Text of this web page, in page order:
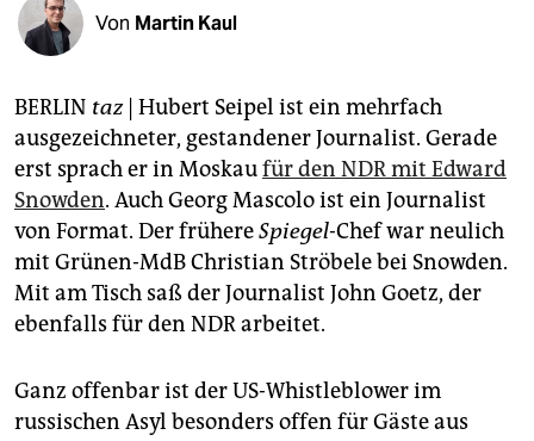
fragen & hilfe
unterstützen
abo
genossenschaft
epaper login
Von Martin Kaul
BERLIN taz | Hubert Seipel ist ein mehrfach
ausgezeichneter, gestandener Journalist. Gerade
erst sprach er in Moskaufür den NDR mit Edward
Snowden. Auch Georg Mascolo ist ein Journalist
von Format. Der frühereSpiegel-Chef war neulich
mit Grünen-MdB Christian Ströbele bei Snowden.
Mit am Tisch saß der Journalist John Goetz, der
ebenfalls für den NDR arbeitet.
Ganz offenbar ist der US-Whistleblower im
russischen Asyl besonders offen für Gäste aus